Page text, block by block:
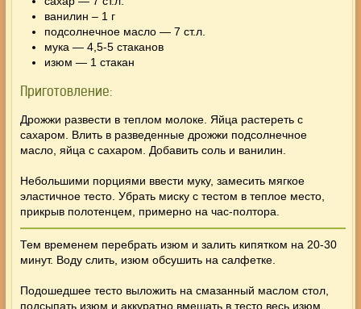
ванилин – 1 г
подсолнечное масло — 7 ст.л.
мука — 4,5-5 стаканов
изюм — 1 стакан
Приготовление:
Дрожжи развести в теплом молоке. Яйца растереть с
сахаром. Влить в разведенные дрожжи подсолнечное
масло, яйца с сахаром. Добавить соль и ванилин.
Небольшими порциями ввести муку, замесить мягкое
эластичное тесто. Убрать миску с тестом в теплое место,
прикрыв полотенцем, примерно на час-полтора.
Тем временем перебрать изюм и залить кипятком на 20-30
минут. Воду слить, изюм обсушить на салфетке.
Подошедшее тесто выложить на смазанный маслом стол,
подсыпать изюм и аккуратно вмешать в тесто весь изюм.